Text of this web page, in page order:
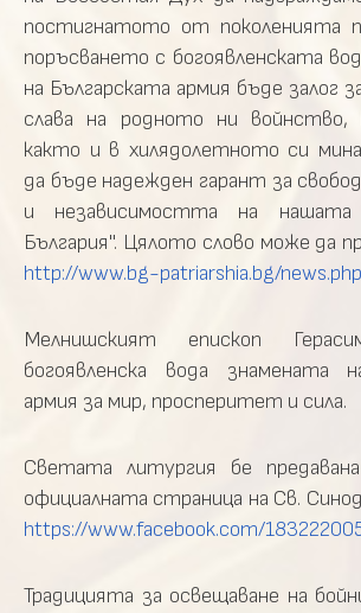
постигнатото от поколенията
поръсването с богоявленската
на Българската армия бъде залог
слава на родното ни
както и в хилядолетното си
да бъде надежден гарант за
и независимостта на нашата
България". Цялото слово може да
http://www.bg-patriarshia.bg/
Мелнишският епископ
богоявленска вода знамената
армия за мир, просперитет и сила.
Светата литургия бе
официалната страница на Св.
https://www.facebook.com/
Традицията за освещаване на